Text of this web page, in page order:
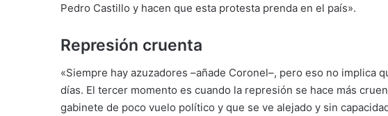
Pedro Castillo y hacen que esta protesta prenda en el país».
Represión cruenta
«Siempre hay azuzadores –añade Coronel–, pero eso no implica
días. El tercer momento es cuando la represión se hace más
gabinete de poco vuelo político y que se ve alejado y sin